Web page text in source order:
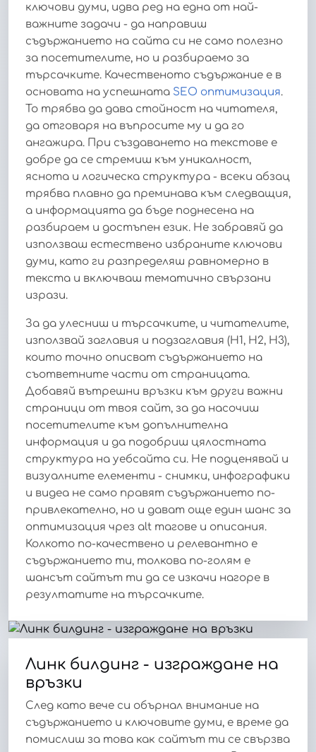
ключови думи, идва ред на една от най-
важните задачи - да направиш
съдържанието на сайта си не само полезно
за посетителите, но и разбираемо за
търсачките. Качественото съдържание е в
основата на успешната SEO оптимизация.
То трябва да дава стойност на читателя,
да отговаря на въпросите му и да го
ангажира. При създаването на текстове е
добре да се стремиш към уникалност,
яснота и логическа структура - всеки абзац
трябва плавно да преминава към следващия,
а информацията да бъде поднесена на
разбираем и достъпен език. Не забравяй да
използваш естествено избраните ключови
думи, като ги разпределяш равномерно в
текста и включваш тематично свързани
изрази.
За да улесниш и търсачките, и читателите,
използвай заглавия и подзаглавия (H1, H2, H3),
които точно описват съдържанието на
съответните части от страницата.
Добавяй вътрешни връзки към други важни
страници от твоя сайт, за да насочиш
посетителите към допълнителна
информация и да подобриш цялостната
структура на уебсайта си. Не подценявай и
визуалните елементи - снимки, инфографики
и видеа не само правят съдържанието по-
привлекателно, но и дават още един шанс за
оптимизация чрез alt тагове и описания.
Колкото по-качествено и релевантно е
съдържанието ти, толкова по-голям е
шансът сайтът ти да се изкачи нагоре в
резултатите на търсачките.
Линк билдинг - изграждане на
връзки
След като вече си обърнал внимание на
съдържанието и ключовите думи, е време да
помислиш за това как сайтът ти се свързва